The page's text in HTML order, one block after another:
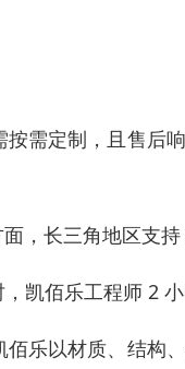
需定制，且售后
，长三角地区支
凯佰乐工程师 2
乐以材质、结构